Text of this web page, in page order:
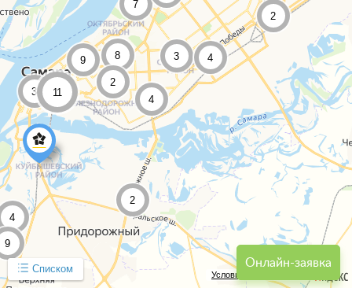
Онлайн-заявка
Условия использования
Списком
4
9
3 11
9 8
2
2
7
4
3 4
2